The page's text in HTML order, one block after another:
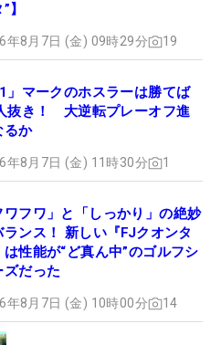
】
年8月7日 (金) 09時29分 19
」マークのホスラーは勝てば
抜き！ 大逆転プレーオフ進
るか
年8月7日 (金) 11時30分 1
ワフワ」と「しっかり」の絶妙
ランス！ 新しい『FJクオンタ
は性能が“ど真ん中”のゴルフシ
ズだった
年8月7日 (金) 10時00分 14